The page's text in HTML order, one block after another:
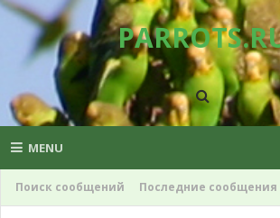
MENU
Поиск сообщений Последние сообщения